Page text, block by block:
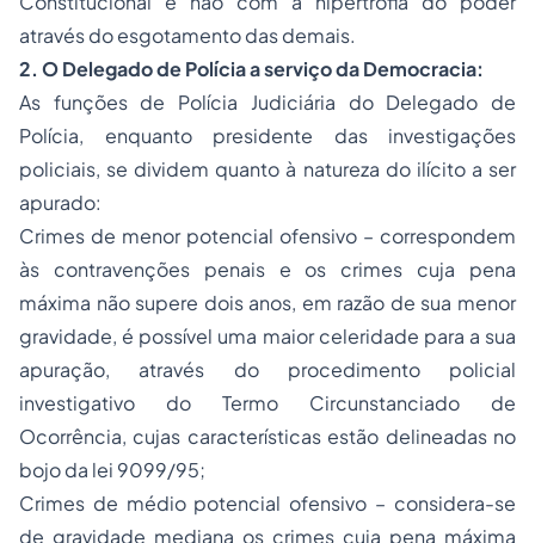
através do esgotamento das demais.
2. O Delegado de Polícia a serviço da Democracia:
As funções de Polícia Judiciária do Delegado de
Polícia, enquanto presidente das investigações
policiais, se dividem quanto à natureza do ilícito a ser
apurado:
Crimes de menor potencial ofensivo – correspondem
às contravenções penais e os crimes cuja pena
máxima não supere dois anos, em razão de sua menor
gravidade, é possível uma maior celeridade para a sua
apuração, através do procedimento policial
investigativo do Termo Circunstanciado de
Ocorrência, cujas características estão delineadas no
bojo da lei 9099/95;
Crimes de médio potencial ofensivo – considera-se
de gravidade mediana os crimes cuja pena máxima